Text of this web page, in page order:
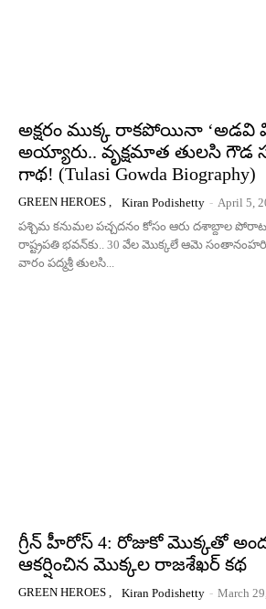
అక్షరం ముక్క రాకపోయినా ‘అడవి
అయ్యారు.. వృక్షమాత తులసి గౌడ
గాథ! (Tulasi Gowda Biography)
GREEN HEROES , Kiran Podishetty - April 5,
పశ్చిమ కనుమల పచ్చదనం కోసం ఆరు దశాబ్దాల
రాష్ట్రపతి భవన్‌కు.. 30 వేల మొక్కలే ఆమె
వారం పద్మశ్రీ తులసి...
గ్రీన్ హీరోస్ 4: రోజుకో మొక్కతో
ఆకర్షించిన మొక్కల రాజశేఖర్ కథ
GREEN HEROES , Kiran Podishetty - March